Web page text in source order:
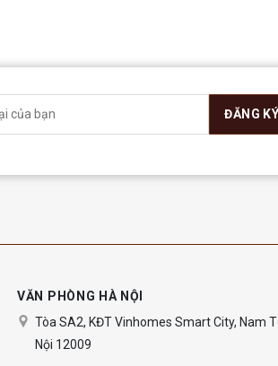
VĂN PHÒNG HÀ NỘI
Tòa SA2, KĐT Vinhomes Smart City, Nam
Nội 12009